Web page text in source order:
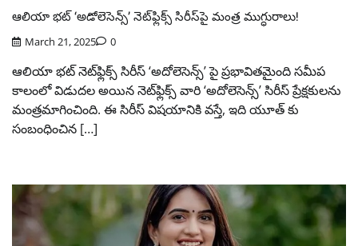
ఆలియా భట్ ‘అడోలెసెన్స్’ నెట్‌ఫ్లిక్స్ సిరీస్‌పై మంత్ర ముగ్ధురాలు!
March 21, 2025 0
ఆలియా భట్ నెట్‌ఫ్లిక్స్ సిరీస్ ‘అదోలెసెన్స్’ పై ప్రభావితమైంది సమీప
కాలంలో విడుదల అయిన నెట్‌ఫ్లిక్స్ వారి ‘అదోలెసెన్స్’ సిరీస్ ప్రేక్షకులను
మంత్రమాగించింది. ఈ సిరీస్ విషయానికి వస్తే, ఇది యూత్ కు
సంబంధించిన […]